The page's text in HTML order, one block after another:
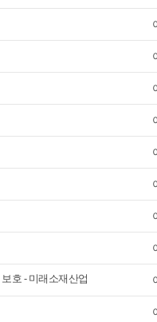
호 - 미래소재산업